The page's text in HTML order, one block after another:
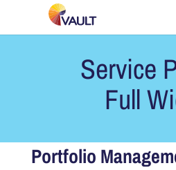
Service
Full
Portfolio